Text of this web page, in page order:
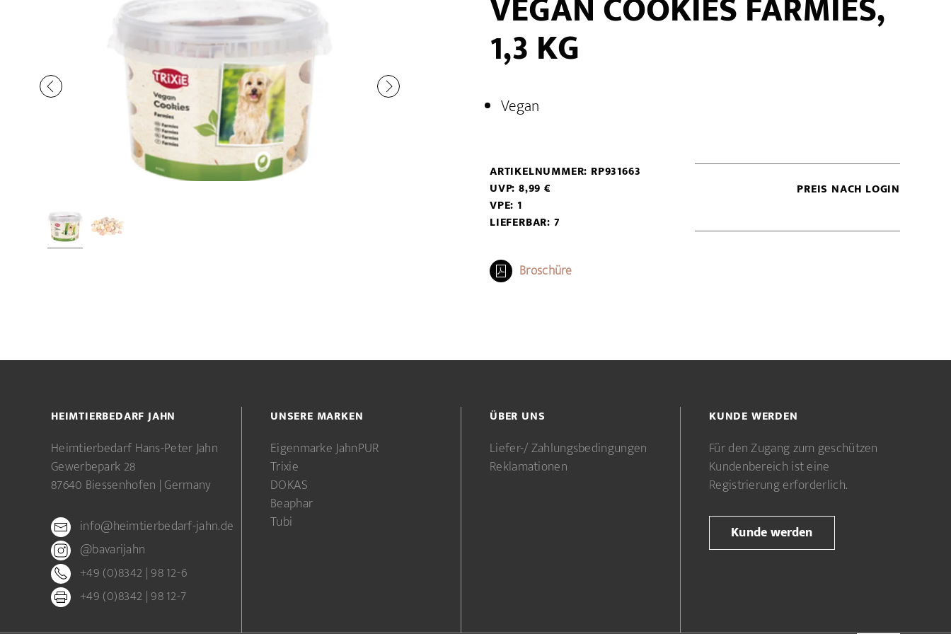
1,3 KG
Vegan
ARTIKELNUMMER: RP931663
UVP: 8,99 €
VPE: 1
LIEFERBAR: 7
PREIS NACH LOGIN
Broschüre
HEIMTIERBEDARF JAHN
Heimtierbedarf Hans-Peter Jahn
Gewerbepark 28
87640 Biessenhofen | Germany
info@heimtierbedarf-jahn.de
@bavarijahn
+49 (0)8342 | 98 12-6
+49 (0)8342 | 98 12-7
UNSERE MARKEN
Eigenmarke JahnPUR
Trixie
DOKAS
Beaphar
Tubi
ÜBER UNS
Liefer-/ Zahlungsbedingungen
Reklamationen
KUNDE WERDEN
Für den Zugang zum geschützen
Kundenbereich ist eine
Registrierung erforderlich.
Kunde werden